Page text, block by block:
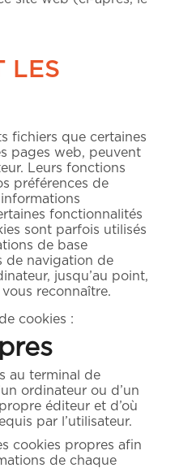
LES
fichiers que certaines
pages web, peuvent
Leurs fonctions
préférences de
fonctionnalités
sont parfois utilisés
de base
de navigation de
jusqu’au point,
reconnaître.
cookies :
au terminal de
ordinateur ou d’un
éditeur et d’où
par l’utilisateur.
cookies propres afin
de chaque